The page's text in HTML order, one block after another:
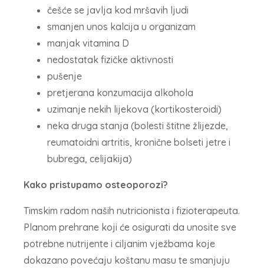
češće se javlja kod mršavih ljudi
smanjen unos kalcija u organizam
manjak vitamina D
nedostatak fizičke aktivnosti
pušenje
pretjerana konzumacija alkohola
uzimanje nekih lijekova (kortikosteroidi)
neka druga stanja (bolesti štitne žlijezde,
reumatoidni artritis, kronične bolseti jetre i
bubrega, celijakija)
Kako pristupamo osteoporozi?
Timskim radom naših nutricionista i fizioterapeuta.
Planom prehrane koji će osigurati da unosite sve
potrebne nutrijente i ciljanim vježbama koje
dokazano povećaju koštanu masu te smanjuju